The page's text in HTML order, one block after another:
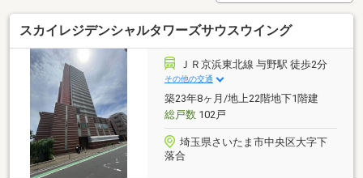
スカイレジデンシャルタワーズサウスウイング
ＪＲ京浜東北線 与野駅 徒歩2分
その他の交通
築23年8ヶ月/地上22階地下1階建
総戸数102戸
埼玉県さいたま市中央区大字下
落合